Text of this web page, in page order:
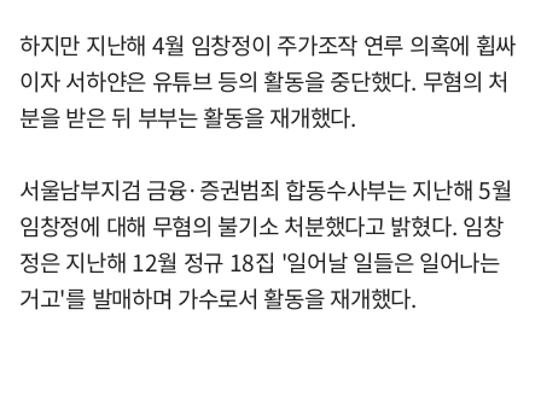
하지만 지난해 4월 임창정이 주가조작 연루 의혹에 휩싸
이자 서하얀은 유튜브 등의 활동을 중단했다. 무혐의 처
분을 받은 뒤 부부는 활동을 재개했다.
서울남부지검 금융·증권범죄 합동수사부는 지난해 5월
임창정에 대해 무혐의 불기소 처분했다고 밝혔다. 임창
정은 지난해 12월 정규 18집 '일어날 일들은 일어나는
거고'를 발매하며 가수로서 활동을 재개했다.